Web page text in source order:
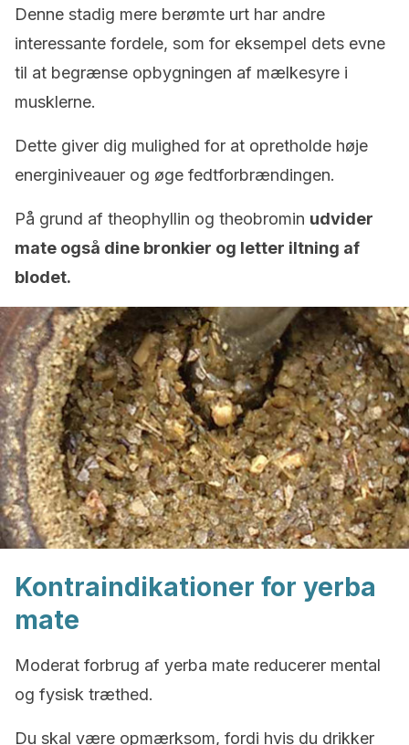
Denne stadig mere berømte urt har andre
interessante fordele, som for eksempel dets evne
til at begrænse opbygningen af ​​mælkesyre i
musklerne.
Dette giver dig mulighed for at opretholde høje
energiniveauer og øge fedtforbrændingen.
På grund af theophyllin og theobromin udvider
mate også dine bronkier og letter iltning af
blodet.
Kontraindikationer for yerba
mate
Moderat forbrug af yerba mate reducerer mental
og fysisk træthed.
Du skal være opmærksom, fordi hvis du drikker